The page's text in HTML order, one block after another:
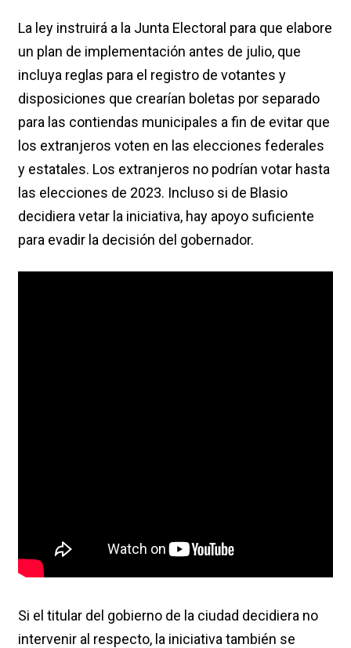
La ley instruirá a la Junta Electoral para que elabore
un plan de implementación antes de julio, que
incluya reglas para el registro de votantes y
disposiciones que crearían boletas por separado
para las contiendas municipales a fin de evitar que
los extranjeros voten en las elecciones federales
y estatales. Los extranjeros no podrían votar hasta
las elecciones de 2023. Incluso si de Blasio
decidiera vetar la iniciativa, hay apoyo suficiente
para evadir la decisión del gobernador.
Si el titular del gobierno de la ciudad decidiera no
intervenir al respecto, la iniciativa también se